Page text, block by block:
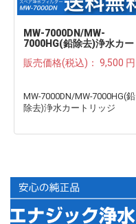
MW-7000DN/MW-
7000HG(鉛除去)浄水カー
ステック
販売価格(税込)： 9,500 円
MW-7000DN/MW-7000HG(鉛
除去)浄水カートリッジ